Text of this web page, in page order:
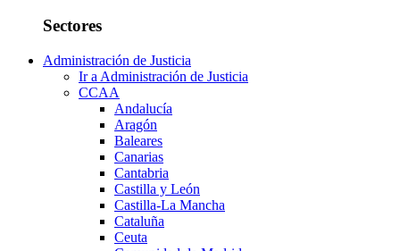
Sectores
Administración de Justicia
Ir a Administración de Justicia
CCAA
Andalucía
Aragón
Baleares
Canarias
Cantabria
Castilla y León
Castilla-La Mancha
Cataluña
Ceuta